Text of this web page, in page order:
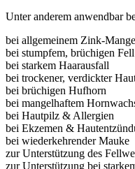
Unter anderem anwendbar
bei allgemeinem Zink-
bei stumpfem, brüchigen Fell
bei starkem Haarausfall
bei trockener, verdickter
bei brüchigen Hufhorn
bei mangelhaftem
bei Hautpilz & Allergien
bei Ekzemen &
bei wiederkehrender Mauke
zur Unterstützung des
zur Unterstützung bei